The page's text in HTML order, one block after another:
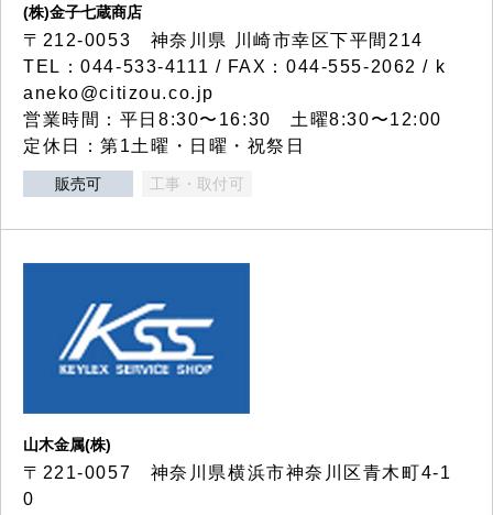
(株)金子七蔵商店
〒212-0053 神奈川県 川崎市幸区下平間214
TEL：044-533-4111 / FAX：044-555-2062 / k
aneko@citizou.co.jp
営業時間：平日8:30〜16:30 土曜8:30〜12:00
定休日：第1土曜・日曜・祝祭日
販売可 工事・取付可
山木金属(株)
〒221-0057 神奈川県横浜市神奈川区青木町4-1
0